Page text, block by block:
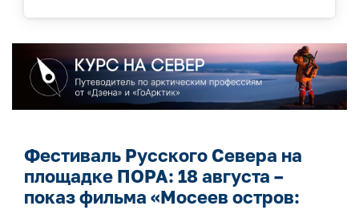
Фестиваль Русского Севера на
площадке ПОРА: 18 августа –
показ фильма «Мосеев остров: